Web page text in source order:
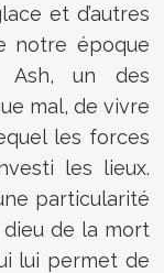
et d’autres
notre époque
Ash, un des
mal, de vivre
les forces
les lieux.
particularité
de la mort
lui permet de